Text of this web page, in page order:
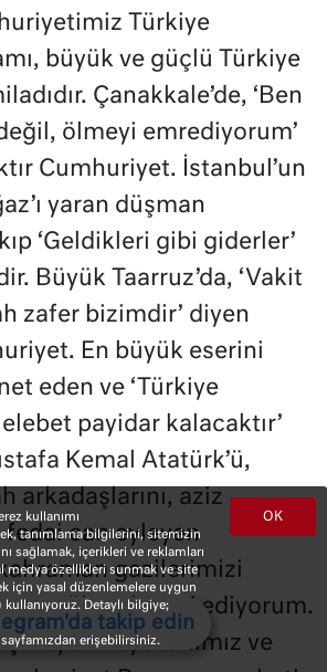
Türkiye
büyük ve güçlü Türkiye
Çanakkale’de, ‘Ben
ölmeyi emrediyorum’
Cumhuriyet. İstanbul’un
yaran düşman
‘Geldikleri gibi giderler’
Büyük Taarruz’da, ‘Vakit
zafer bizimdir’ diyen
En büyük eserini
eden ve ‘Türkiye
payidar kalacaktır’
Kemal Atatürk’ü,
arkadaşlarını, aziz
fedai can eyleyen
gazilerimizi
ve şükranla yad ediyorum.
heyecanımız ve
OK
kullanımı
tanımlama bilgilerini, sitemizin
sağlamak, içerikleri ve reklamları
medya özellikleri sunmak ve site
için yasal düzenlemelere uygun
Detaylı bilgiye;
sayfamızdan erişebilirsiniz.
takip edin